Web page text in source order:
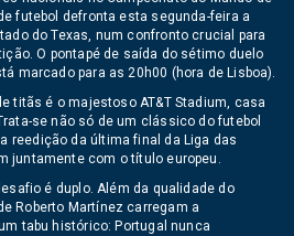
futebol defronta esta segunda-feira a
do Texas, num confronto crucial para
O pontapé de saída do sétimo duelo
marcado para as 20h00 (hora de Lisboa).
titãs é o majestoso AT&T Stadium, casa
se não só de um clássico do futebol
reedição da última final da Liga das
juntamente com o título europeu.
é duplo. Além da qualidade do
Roberto Martínez carregam a
tabu histórico: Portugal nunca